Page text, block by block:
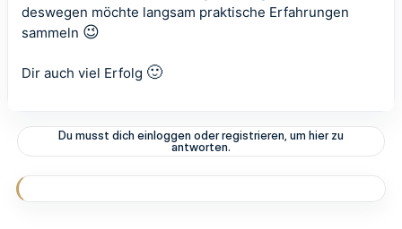
deswegen möchte langsam praktische Erfahrungen
sammeln 😉
Dir auch viel Erfolg 🙂
Du musst dich einloggen oder registrieren, um hier zu
antworten.